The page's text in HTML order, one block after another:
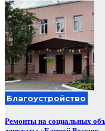
Благоустройство
Ремонты на социальных